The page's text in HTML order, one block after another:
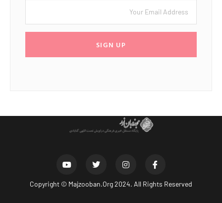
SIGN UP
Copyright © Majzooban.Org2024. All Rights Reserved